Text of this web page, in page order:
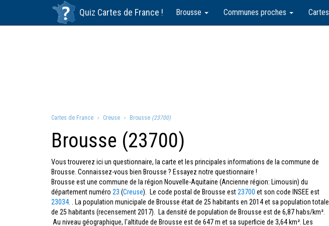
Quiz Cartes de France ! Brousse Communes proches Cartes
Cartes de France Creuse Brousse (23700)
Brousse (23700)
Vous trouverez ici un questionnaire, la carte et les principales informations de la commune de
Brousse. Connaissez-vous bien Brousse ? Essayez notre questionnaire !
Brousse est une commune de la région Nouvelle-Aquitaine (Ancienne région: Limousin) du
département numéro 23 (Creuse). Le code postal de Brousse est23700 et son code INSEE est
23034. . La population municipale de Brousse était de 25 habitants en 2014 et sa population totale
de 25 habitants (recensement 2017). La densité de population de Brousse est de 6,87 habs/km².
Au niveau géographique, l'altitude de Brousse est de 647 m et sa superficie de 3,64 km². Les